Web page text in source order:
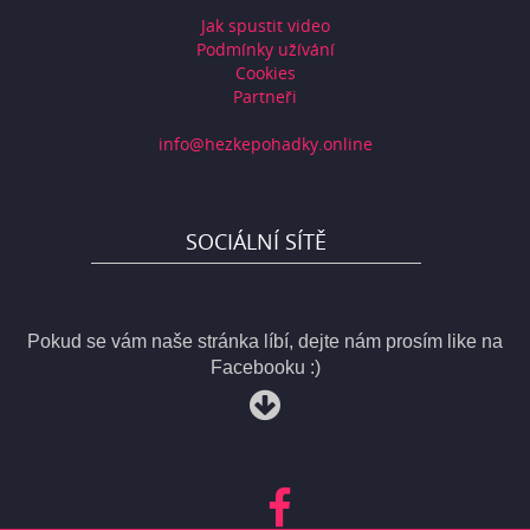
Jak spustit video
Podmínky užívání
Cookies
Partneři
info@hezkepohadky.online
SOCIÁLNÍ SÍTĚ
Pokud se vám naše stránka líbí, dejte nám prosím like na
Facebooku :)